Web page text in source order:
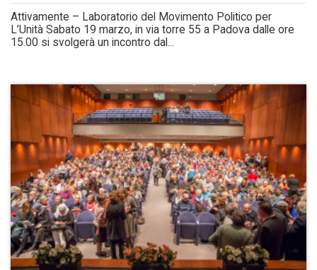
Attivamente – Laboratorio del Movimento Politico per
L’Unità Sabato 19 marzo, in via torre 55 a Padova dalle ore
15.00 si svolgerà un incontro dal...